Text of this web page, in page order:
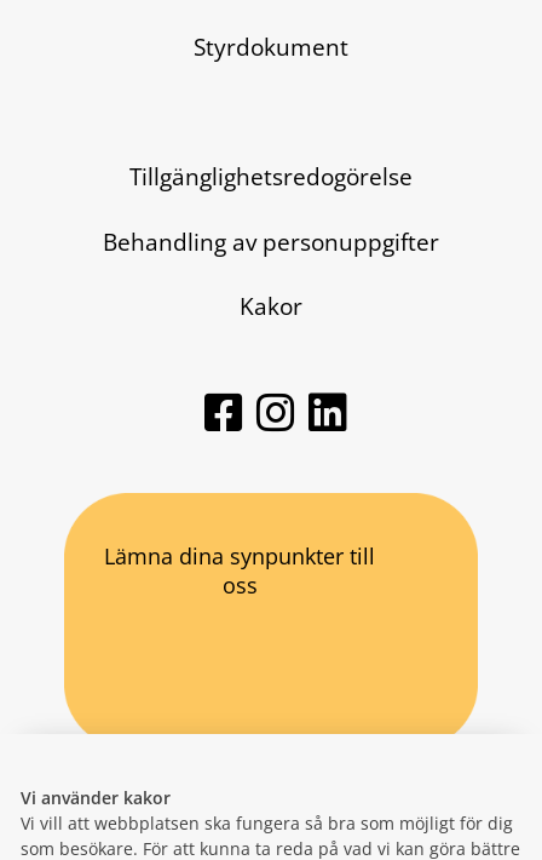
Vi använder kakor
Vi vill att webbplatsen ska fungera så bra som möjligt för dig
som besökare. För att kunna ta reda på vad vi kan göra bättre
Styrdokument
Tillgänglighetsredogörelse
Behandling av personuppgifter
Kakor
Lämna dina synpunkter till
oss